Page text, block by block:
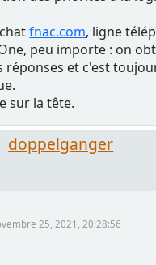
fnac.com, ligne
peu importe : on
réponses et c'est
sur la tête.
doppelganger
25, 2021, 20:28:56